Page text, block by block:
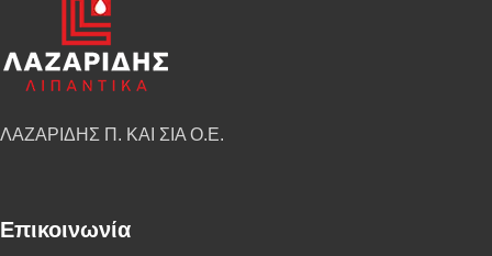
ΛΑΖΑΡΙΔΗΣ Π. ΚΑΙ ΣΙΑ Ο.Ε.
Επικοινωνία